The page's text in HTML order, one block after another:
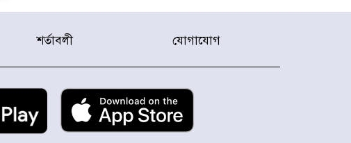
শর্তাবলী যোগাযোগ